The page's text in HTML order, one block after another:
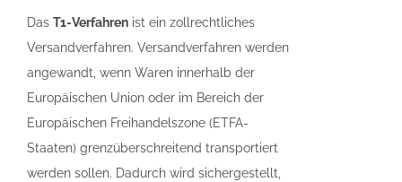
Das T1-Verfahren ist ein zollrechtliches
Versandverfahren. Versandverfahren werden
angewandt, wenn Waren innerhalb der
Europäischen Union oder im Bereich der
Europäischen Freihandelszone (ETFA-
Staaten) grenzüberschreitend transportiert
werden sollen. Dadurch wird sichergestellt,